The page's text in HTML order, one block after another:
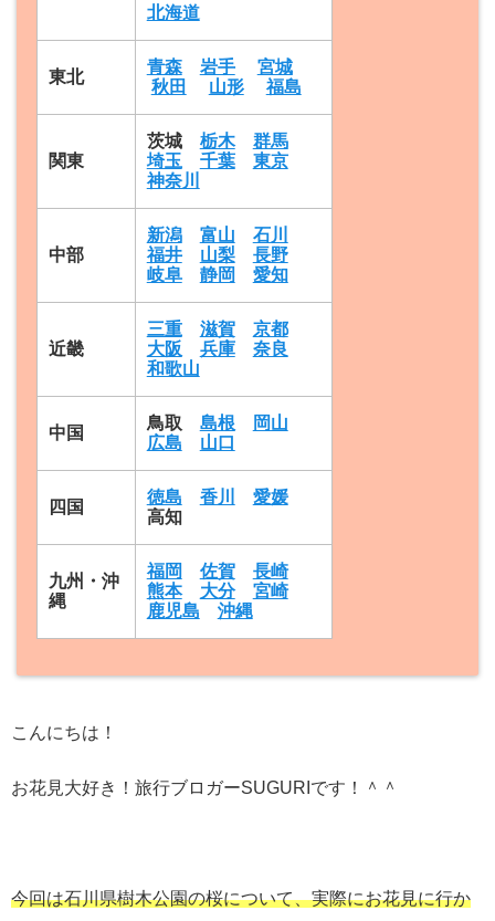
北海道
東北
青森 岩手
宮城
秋田
山形 福島
関東
茨城 栃木
群馬
埼玉
千葉
東京
神奈川
中部
新潟 富山
石川
福井
山梨
長野
岐阜
静岡 愛知
近畿
三重 滋賀
京都
大阪
兵庫
奈良
和歌山
中国
鳥取 島根
岡山
広島
山口
四国
徳島 香川
愛媛
高知
九州・沖
縄
福岡 佐賀
長崎
熊本
大分
宮崎
鹿児島
沖縄
こんにちは！
お花見大好き！旅行ブロガーSUGURIです！＾＾
今回は石川県樹木公園の桜について、実際にお花見に行か